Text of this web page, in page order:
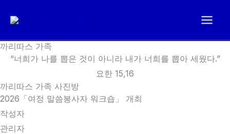
로
너
뛰
기
까리따스 가족
“너희가 나를 뽑은 것이 아니라 내가 너희를 뽑아 세웠다.”
요한 15,16
까리따스 가족 사진방
2026「여정 말씀봉사자 워크숍」 개최
작성자
관리자